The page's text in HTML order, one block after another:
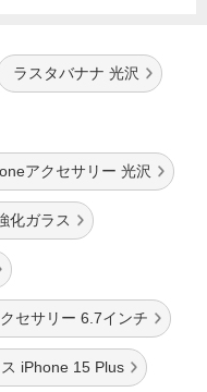
ラスタバナナ 光沢
アクセサリー 光沢
化ガラス
セサリー 6.7インチ
iPhone 15 Plus